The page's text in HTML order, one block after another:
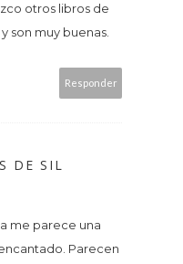
otros libros de
son muy buenas.
Responder
DE SIL
me parece una
Parecen